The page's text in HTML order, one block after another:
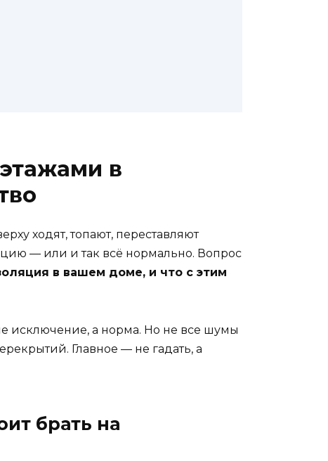
в
ходят, топают, переставляют
— или и так всё нормально. Вопрос
в вашем доме, и что с этим
исключение, а норма. Но не все шумы
Главное — не гадать, а
брать на